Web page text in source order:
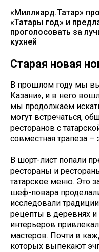
«Миллиард.Татар»
«Татары год» и
проголосовать за
кухней
Старая новая
В прошлом году мы
Казани», и в него
мы продолжаем
могут встречаться,
ресторанов с
совместная трапеза –
В шорт-лист попали
рестораны и
татарское меню. Это
шеф-повара
исследовали
рецепты в деревнях
интерьеров
мастеров. Почти в
которых выпекают